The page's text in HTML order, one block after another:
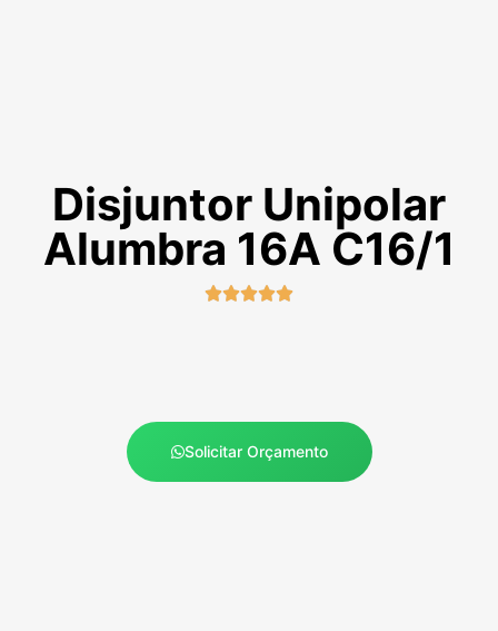
Disjuntor Unipolar
Alumbra 16A C16/1

Solicitar Orçamento